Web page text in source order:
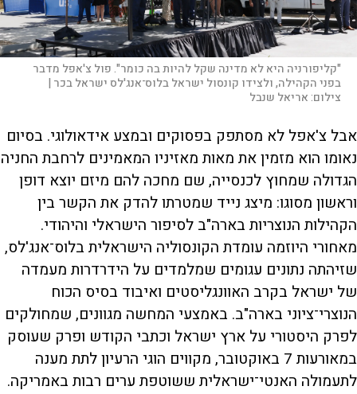
"קליפורניה היא לא מדינה שקל להיות בה כומר". פול צ'אפל מדבר
בפני הקהילה, ולצידו קונסול ישראל בלוס־אנג'לס ישראל בכר |
צילום:אריאל שנבל
אבל צ'אפל לא מסתפק בפסוקים ובמצע אידאולוגי. בסיום
נאומו הוא מזמין את מאות מאזיניו המאמינים לרחבת החניה
הגדולה שמחוץ לכנסייה, שם מחכה להם מיזם יוצא דופן
וראשון מסוגו: מיצג נייד שמטרתו להדק את הקשר בין
הקהילות הנוצריות בארה"ב לסיפור הישראלי והיהודי.
מאחורי היוזמה עומדת הקונסוליה הישראלית בלוס־אנג'לס,
שזיהתה נתונים עגומים שמלמדים על הידרדרות מעמדה
של ישראל בקרב האוונגליסטים ואיבוד בסיס הכוח
הנוצרי־ציוני בארה"ב. באמצעי המחשה מגוונים, שמחולקים
לפרק היסטורי על ארץ ישראל וכתבי הקודש ופרק שעוסק
במאורעות 7 באוקטובר, מקווים הוגי הרעיון לתת מענה
לתעמולה האנטי־ישראלית ששוטפת ערים רבות באמריקה.